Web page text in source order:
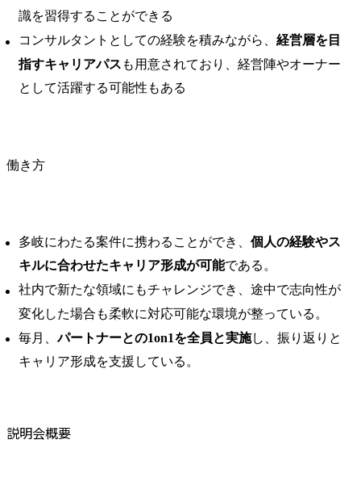
識を習得することができる
コンサルタントとしての経験を積みながら、 経営層を目
指すキャリアパス も用意されており、経営陣やオーナー
として活躍する可能性もある
働き方
多岐にわたる案件に携わることができ、 個人の経験やス
キルに合わせたキャリア形成が可能である。 ​
社内で新たな領域にもチャレンジでき、途中で志向性が
変化した場合も柔軟に対応可能な環境が整っている。 ​
毎月、パートナーとの1on1を全員と実施し、振り返りと
キャリア形成を支援している。
説明会概要